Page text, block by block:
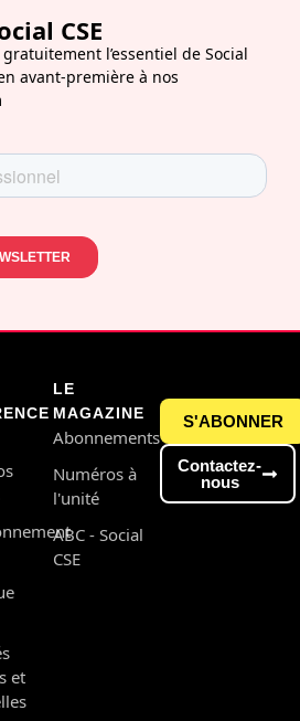
CSE
l’essentiel de Social
avant-première à nos
et
LE
MAGAZINE
Abonnements
Numéros à
l'unité
ABC - Social
CSE
S'ABONNER
Contactez-
nous